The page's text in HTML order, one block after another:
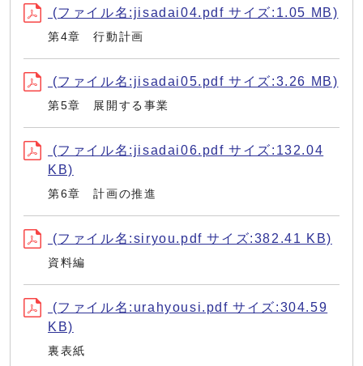
(ファイル名:jisadai04.pdf サイズ:1.05 MB)
第4章 行動計画
(ファイル名:jisadai05.pdf サイズ:3.26 MB)
第5章 展開する事業
(ファイル名:jisadai06.pdf サイズ:132.04
KB)
第6章 計画の推進
(ファイル名:siryou.pdf サイズ:382.41 KB)
資料編
(ファイル名:urahyousi.pdf サイズ:304.59
KB)
裏表紙